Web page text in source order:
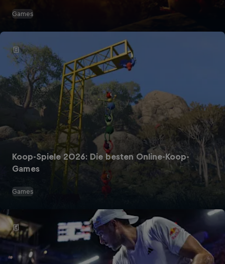
Games
Koop-Spiele 2026: Die besten Online-Koop-
Games
Games